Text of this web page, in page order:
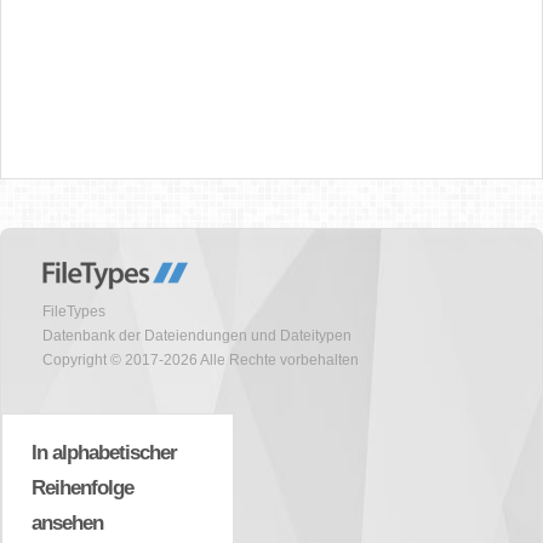
FileTypes
Datenbank der Dateiendungen und Dateitypen
Copyright © 2017-2026 Alle Rechte vorbehalten
In alphabetischer
Reihenfolge
ansehen